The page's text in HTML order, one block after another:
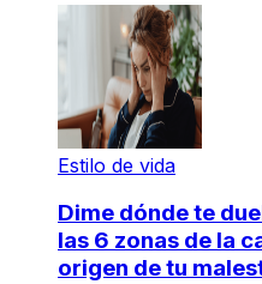
Estilo de vida
Dime dónde te
las 6 zonas de la
origen de tu